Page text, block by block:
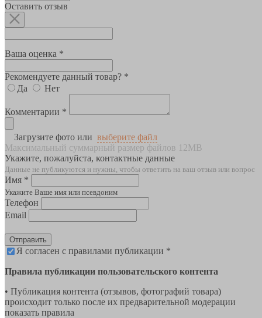
Оставить отзыв
Ваша оценка *
Рекомендуете данный товар? *
Да
Нет
Комментарии *
Загрузите фото или выберите файл
Максимальный суммарный размер файлов 12MB
Укажите, пожалуйста, контактные данные
Данные не публикуются и нужны, чтобы ответить на ваш отзыв или вопрос
Имя *
Укажите Ваше имя или псевдоним
Телефон
Email
Отправить
Я согласен с правилами публикации *
Правила публикации пользовательского контента
• Публикация контента (отзывов, фотографий товара)
происходит только после их предварительной модерации
показать правила